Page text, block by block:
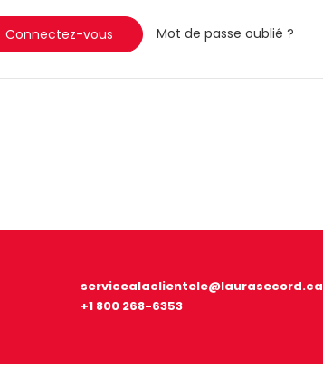
Mot de passe oublié ?
servicealaclientele@laurasecord.ca
+1 800 268-6353